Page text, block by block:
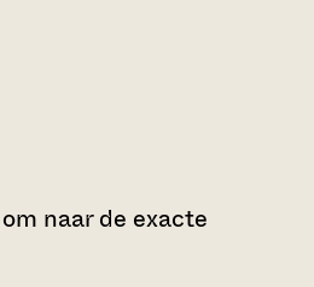
naar de exacte